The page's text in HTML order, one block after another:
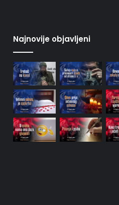
Najnovije objavljeni